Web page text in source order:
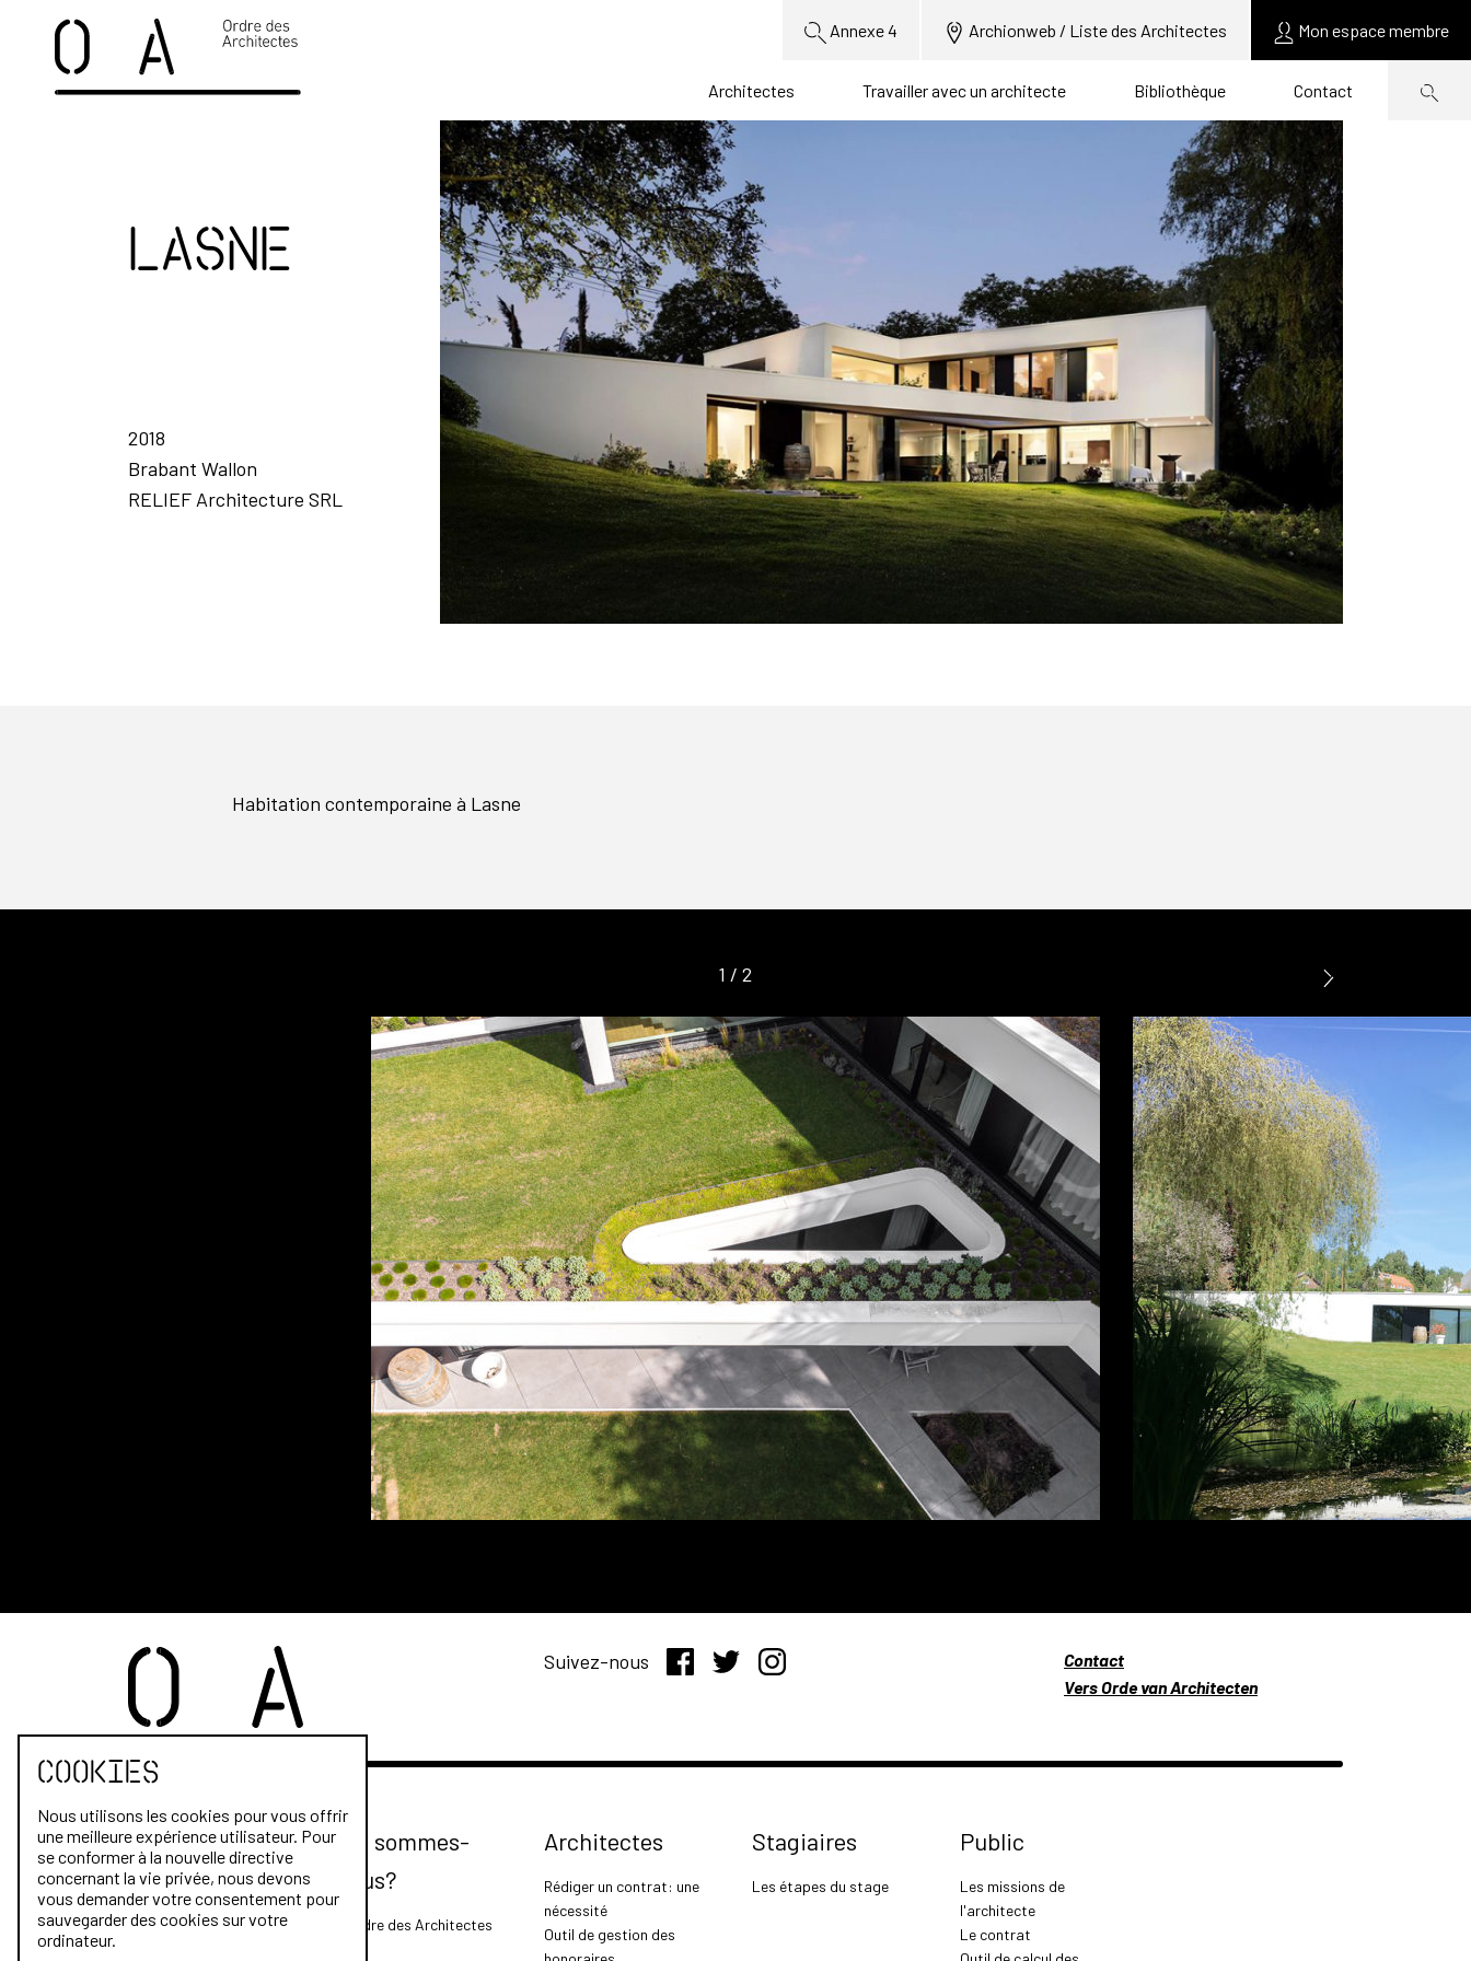
Annexe 4 Archionweb / Liste des Architectes Mon espace membre
Architectes Travailler avec un architecte Bibliothèque Contact
Lasne
2018
Brabant Wallon
RELIEF Architecture SRL
Habitation contemporaine à Lasne
1 /2
Suivez-nous
Contact
Vers Orde van Architecten
Qui sommes-
nous?
L'Ordre des Architectes
Architectes
Rédiger un contrat: une
nécessité
Outil de gestion des
Stagiaires
Les étapes du stage
Public
Les missions de
l'architecte
Le contrat
Cookies
Nous utilisons les cookies pour vous offrir
une meilleure expérience utilisateur. Pour
se conformer à la nouvelle directive
concernant la vie privée, nous devons
vous demander votre consentement pour
sauvegarder des cookies sur votre
ordinateur.